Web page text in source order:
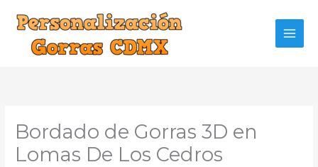
contenido
Bordado de Gorras 3D en
Lomas De Los Cedros